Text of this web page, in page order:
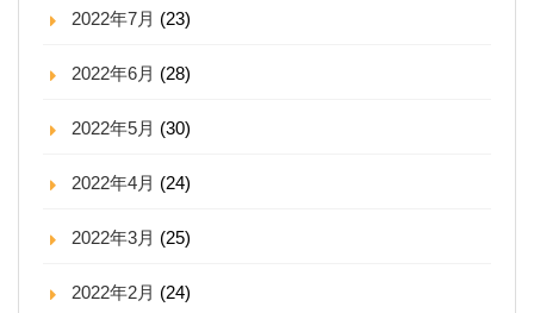
2022年7月 (23)
2022年6月 (28)
2022年5月 (30)
2022年4月 (24)
2022年3月 (25)
2022年2月 (24)